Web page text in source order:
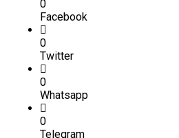
0
Facebook
0
Twitter
0
Whatsapp
0
Telegram